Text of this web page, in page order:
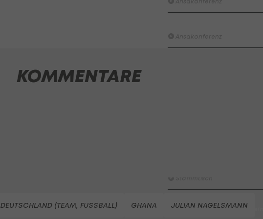
Warum griff der VAR nicht ein?
KOMMENTARE
DEUTSCHLAND (TEAM, FUSSBALL) GHANA JULIAN NAGELSMANN